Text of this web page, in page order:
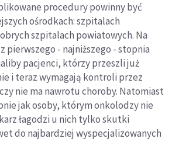
procedury powinny być
ośrodkach: szpitalach
szpitalach powiatowych. Na
pierwszego - najniższego - stopnia
pacjenci, którzy przeszli już
i teraz wymagają kontroli przez
nie ma nawrotu choroby. Natomiast
jak osoby, którym onkolodzy nie
łagodzi u nich tylko skutki
do najbardziej wyspecjalizowanych